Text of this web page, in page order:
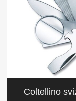
Coltellino